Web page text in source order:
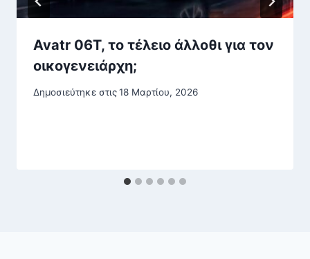
Avatr 06T, το τέλειο άλλοθι για τον
οικογενειάρχη;
Δημοσιεύτηκε στις18 Μαρτίου, 2026